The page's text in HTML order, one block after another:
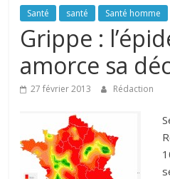
La
santé
de
toute
famille
Santé santé Santé homme
Grippe :
amorce sa
27 février 2013 Rédaction